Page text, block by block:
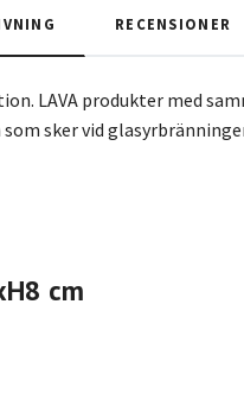
RECENSIONER
LAVA produkter med
sker vid
cm